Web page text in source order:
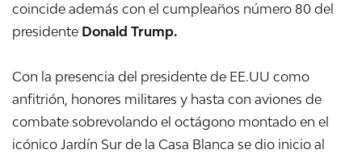
coincide además con el cumpleaños número 80 del
presidente Donald Trump.
Con la presencia del presidente de EE.UU como
anfitrión, honores militares y hasta con aviones de
combate sobrevolando el octágono montado en el
icónico Jardín Sur de la Casa Blanca se dio inicio al